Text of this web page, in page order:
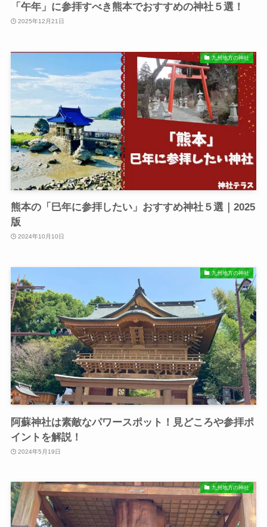
「午年」に参拝すべき熊本でおすすめの神社５選！
2025年12月21日
九州地方の神社
熊本の「巳年に参拝したい」おすすめ神社５選｜2025
版
2024年10月10日
九州地方の神社
阿蘇神社は素敵なパワースポット！⾒どころや参拝ポ
イントを解説！
2024年5月19日
九州地方の神社